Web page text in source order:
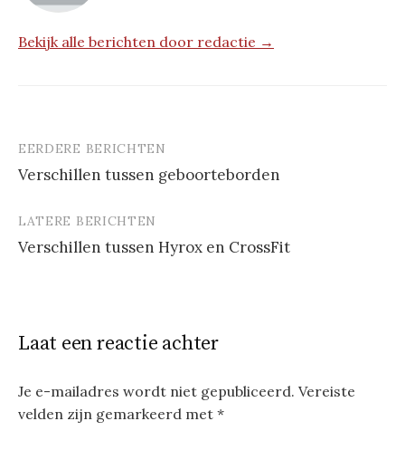
Bekijk alle berichten door redactie →
Berichtnavigatie
EERDERE BERICHTEN
Verschillen tussen geboorteborden
LATERE BERICHTEN
Verschillen tussen Hyrox en CrossFit
Laat een reactie achter
Je e-mailadres wordt niet gepubliceerd. Vereiste
velden zijn gemarkeerd met *